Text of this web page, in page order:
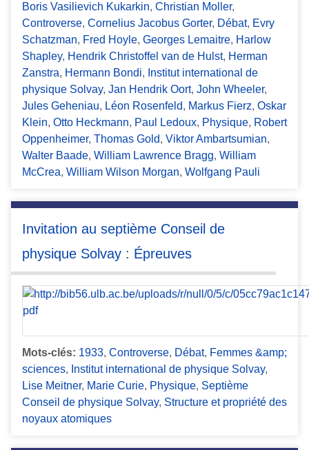
Boris Vasilievich Kukarkin, Christian Moller,
Controverse, Cornelius Jacobus Gorter, Débat, Evry
Schatzman, Fred Hoyle, Georges Lemaitre, Harlow
Shapley, Hendrik Christoffel van de Hulst, Herman
Zanstra, Hermann Bondi, Institut international de
physique Solvay, Jan Hendrik Oort, John Wheeler,
Jules Geheniau, Léon Rosenfeld, Markus Fierz, Oskar
Klein, Otto Heckmann, Paul Ledoux, Physique, Robert
Oppenheimer, Thomas Gold, Viktor Ambartsumian,
Walter Baade, William Lawrence Bragg, William
McCrea, William Wilson Morgan, Wolfgang Pauli
Invitation au septième Conseil de
physique Solvay : Épreuves
Mots-clés: 1933, Controverse, Débat, Femmes &amp;
sciences, Institut international de physique Solvay,
Lise Meitner, Marie Curie, Physique, Septième
Conseil de physique Solvay, Structure et propriété des
noyaux atomiques